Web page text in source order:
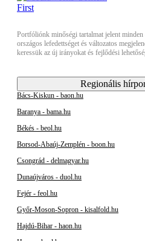
Portfóliónk minőségi tartalmat jelent minden
országos lefedettséget és változatos
keressük az új irányokat és fejlődési
Regionális
Bács-Kiskun - baon.hu
Baranya - bama.hu
Békés - beol.hu
Borsod-Abaúj-Zemplén - boon.hu
Csongrád - delmagyar.hu
Dunaújváros - duol.hu
Fejér - feol.hu
Győr-Moson-Sopron - kisalfold.hu
Hajdú-Bihar - haon.hu